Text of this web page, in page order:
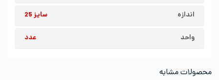
اندازه سایز 25
واحد عدد
محصولات مشابه